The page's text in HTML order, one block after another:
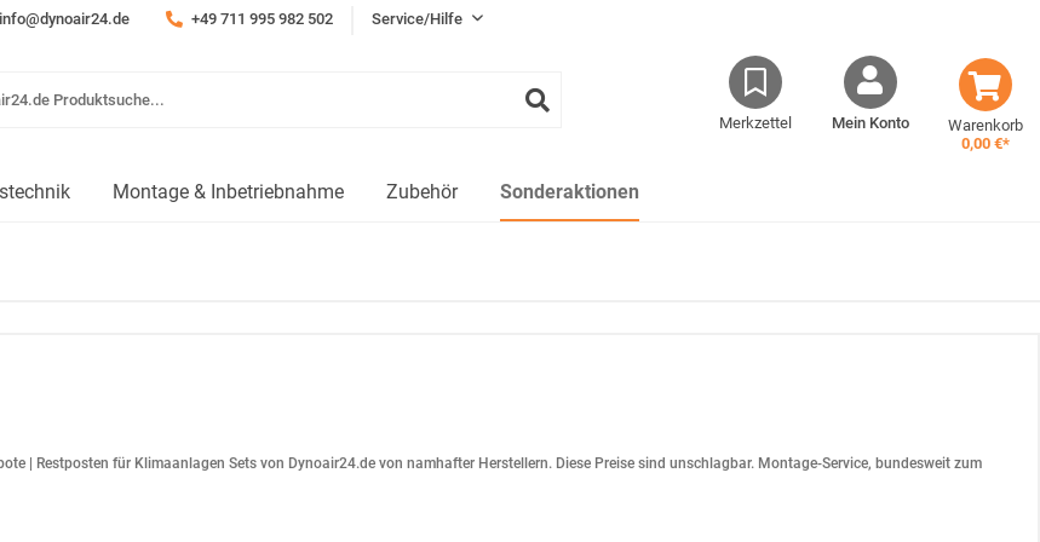
info@dynoair24.de +49 711 995 982 502 Service/Hilfe
Merkzettel Mein Konto
Warenkorb
0,00 €*
Montage & Inbetriebnahme Zubehör Sonderaktionen
| Restposten für Klimaanlagen Sets von Dynoair24.de von namhafter Herstellern. Diese Preise sind unschlagbar. Montage-Service, bundesweit zum